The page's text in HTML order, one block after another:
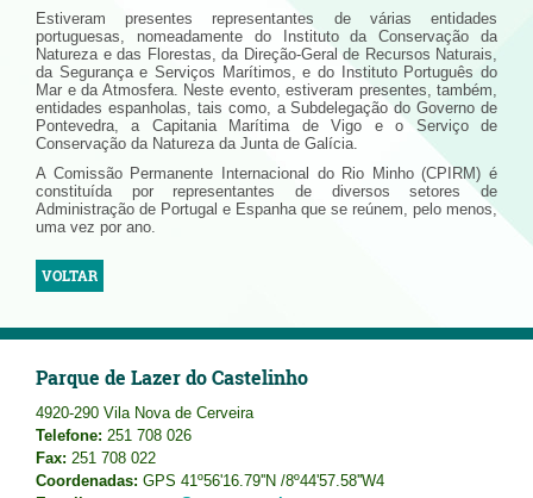
Estiveram presentes representantes de várias entidades
portuguesas, nomeadamente do Instituto da Conservação da
Natureza e das Florestas, da Direção-Geral de Recursos Naturais,
da Segurança e Serviços Marítimos, e do Instituto Português do
Mar e da Atmosfera. Neste evento, estiveram presentes, também,
entidades espanholas, tais como, a Subdelegação do Governo de
Pontevedra, a Capitania Marítima de Vigo e o Serviço de
Conservação da Natureza da Junta de Galícia.
A Comissão Permanente Internacional do Rio Minho (CPIRM) é
constituída por representantes de diversos setores de
Administração de Portugal e Espanha que se reúnem, pelo menos,
uma vez por ano.
VOLTAR
Parque de Lazer do Castelinho
4920-290 Vila Nova de Cerveira
Telefone: 251 708 026
Fax: 251 708 022
Coordenadas: GPS 41º56'16.79''N /8º44'57.58''W4